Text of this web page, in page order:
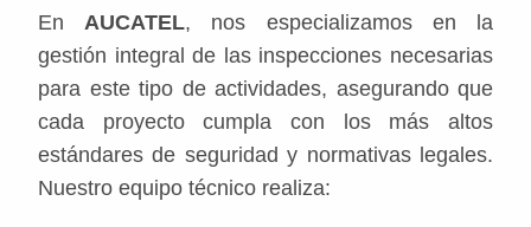
EnAUCATEL, nos especializamos en la
gestión integral de las inspecciones necesarias
para este tipo de actividades, asegurando que
cada proyecto cumpla con los más altos
estándares de seguridad y normativas legales.
Nuestro equipo técnico realiza: